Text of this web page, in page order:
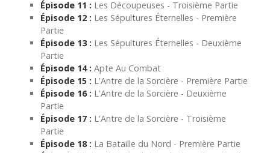
Épisode 11 : Les Découpeuses - Troisième Partie
Épisode 12 : Les Sépultures Éternelles - Première
Partie
Épisode 13 : Les Sépultures Éternelles - Deuxième
Partie
Épisode 14 : Apte Au Combat
Épisode 15 : L'Antre de la Sorcière - Première Partie
Épisode 16 : L'Antre de la Sorcière - Deuxième
Partie
Épisode 17 : L'Antre de la Sorcière - Troisième
Partie
Épisode 18 : La Bataille du Nord - Première Partie